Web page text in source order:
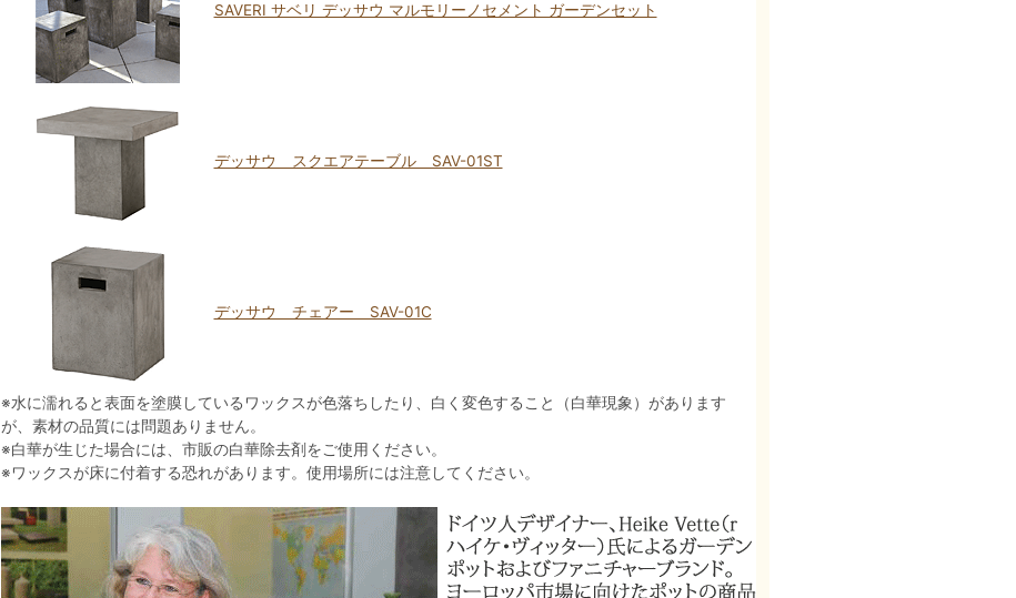
SAVERI サベリ デッサウ マルモリーノセメント ガーデンセット
デッサウ スクエアテーブル SAV-01ST
デッサウ チェアー SAV-01C
※水に濡れると表面を塗膜しているワックスが色落ちしたり、白く変色すること（白華現象）があります
が、素材の品質には問題ありません。
※白華が生じた場合には、市販の白華除去剤をご使用ください。
※ワックスが床に付着する恐れがあります。使用場所には注意してください。